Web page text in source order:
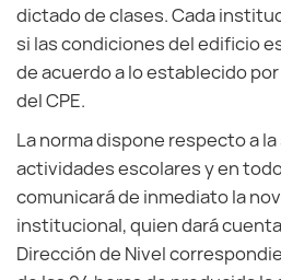
dictado de clases. Cada
si las condiciones del edificio
de acuerdo a lo establecido
del CPE.
La norma dispone respecto a
actividades escolares y en
comunicará de inmediato la
institucional, quien dará cuenta
Dirección de Nivel